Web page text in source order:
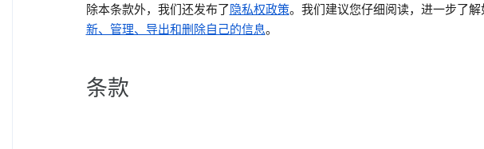
除本条款外，我们还发布了 隐私权政策。我们建议您仔细阅读，进一步了解
新、管理、导出和删除自己的信息。
条款